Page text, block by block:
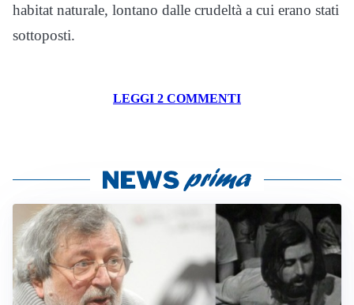
habitat naturale, lontano dalle crudeltà a cui erano stati
sottoposti.
LEGGI 2 COMMENTI